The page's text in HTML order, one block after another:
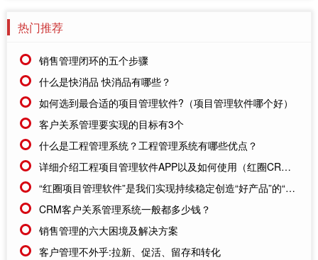
热门推荐
销售管理闭环的五个步骤
什么是快消品 快消品有哪些？
如何选到最合适的项目管理软件?（项目管理软件哪个好）
客户关系管理要实现的目标有3个
什么是工程管理系统？工程管理系统有哪些优点？
详细介绍工程项目管理软件APP以及如何使用（红圈CRM的工程项目管理软件APP）
“红圈项目管理软件”是我们实现持续稳定创造“好产品”的“好助手”
CRM客户关系管理系统一般都多少钱？
销售管理的六大困境及解决方案
客户管理不外乎:拉新、促活、留存和转化